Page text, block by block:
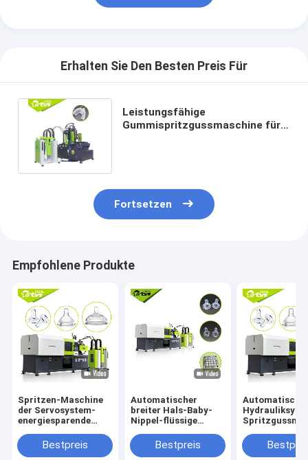
Erhalten Sie Den Besten Preis Für
Leistungsfähige
Gummispritzgussmaschine für
Fortsetzen
Empfohlene Produkte
Spritzen-Maschine
der Servosystem-
energiesparende
Silikon-Baby-
Saugflasche-Nippel-
Bestpreis
Automatischer
breiter Hals-Baby-
Nippel-flüssige
MaschineBestpreis
Automatische
von Baby-